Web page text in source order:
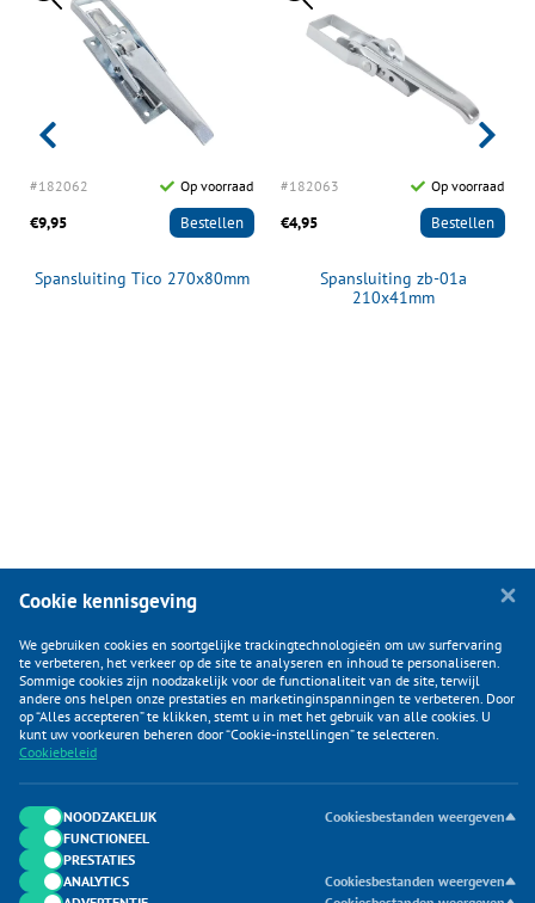
#182062 Op voorraad
€9,95 Bestellen
Spansluiting Tico 270x80mm
#182063 Op voorraad
€4,95 Bestellen
Spansluiting zb-01a
210x41mm
KLANTENSERVICE
CATEGORIEËN
DUIJVELAAR E-COMMERCE
CONTACTEN
Cookie kennisgeving
We gebruiken cookies en soortgelijke trackingtechnologieën om uw surfervaring
te verbeteren, het verkeer op de site te analyseren en inhoud te personaliseren.
Sommige cookies zijn noodzakelijk voor de functionaliteit van de site, terwijl
andere ons helpen onze prestaties en marketinginspanningen te verbeteren. Door
op “Alles accepteren” te klikken, stemt u in met het gebruik van alle cookies. U
kunt uw voorkeuren beheren door “Cookie-instellingen” te selecteren.
Cookiebeleid
NOODZAKELIJK
Cookiesbestanden weergeven
FUNCTIONEEL
PRESTATIES
ANALYTICS
Cookiesbestanden weergeven